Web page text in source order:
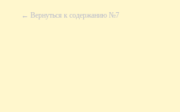
← Вернуться к содержанию №7